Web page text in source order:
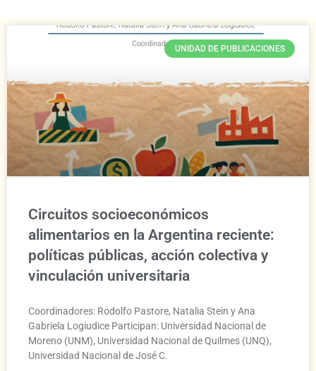
UNIDAD DE PUBLICACIONES
Circuitos socioeconómicos
alimentarios en la Argentina reciente:
políticas públicas, acción colectiva y
vinculación universitaria
Coordinadores: Rodolfo Pastore, Natalia Stein y Ana
Gabriela Logiudice Participan: Universidad Nacional de
Moreno (UNM), Universidad Nacional de Quilmes (UNQ),
Universidad Nacional de José C.